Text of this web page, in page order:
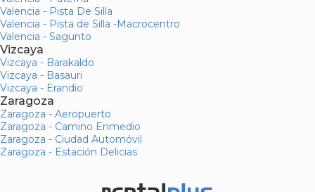
Valencia - Pista De Silla
Valencia - Pista de Silla -Macrocentro
Valencia - Sagunto
Vizcaya
Vizcaya - Barakaldo
Vizcaya - Basauri
Vizcaya - Erandio
Zaragoza
Zaragoza - Aeropuerto
Zaragoza - Camino Enmedio
Zaragoza - Ciudad Automóvil
Zaragoza - Estación Delicias